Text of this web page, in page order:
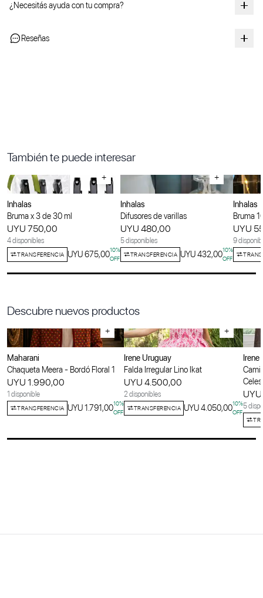
¿Necesitás ayuda con tu compra?
Reseñas
También te puede interesar
+
Inhalas
Bruma x 3 de 30 ml
UYU 750,00
4 disponibles
TRANSFERENCIA UYU 675,0010%
OFF
+
Inhalas
Difusores de varillas
UYU 480,00
5 disponibles
TRANSFERENCIA UYU 432,0010%
OFF
Inhalas
Bruma
UYU
9
Descubre nuevos productos
+
Maharani
Chaqueta Meera - Bordó Floral 1
UYU 1.990,00
1 disponible
TRANSFERENCIA UYU 1.791,0010%
OFF
+
Irene Uruguay
Falda Irregular Lino Ikat
UYU 4.500,00
2 disponibles
TRANSFERENCIA UYU 4.050,0010%
OFF
Irene
5